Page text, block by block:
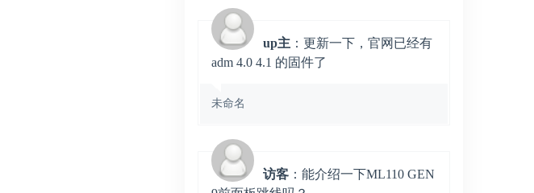
up主 ：更新一下，官网已经有
adm 4.0 4.1 的固件了
未命名
访客 ：能介绍一下ML110 GEN